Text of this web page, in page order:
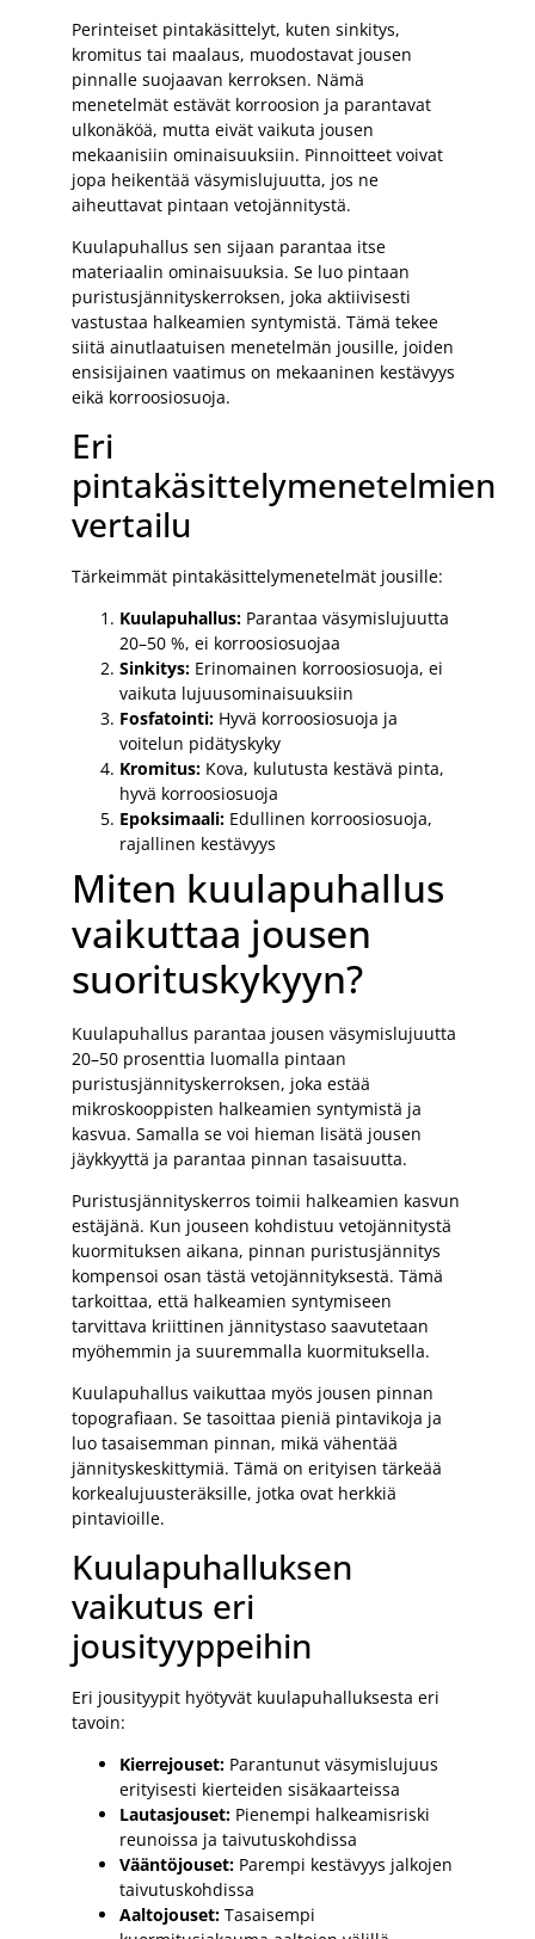
Perinteiset pintakäsittelyt, kuten sinkitys,
kromitus tai maalaus, muodostavat jousen
pinnalle suojaavan kerroksen. Nämä
menetelmät estävät korroosion ja parantavat
ulkonäköä, mutta eivät vaikuta jousen
mekaanisiin ominaisuuksiin. Pinnoitteet voivat
jopa heikentää väsymislujuutta, jos ne
aiheuttavat pintaan vetojännitystä.
Kuulapuhallus sen sijaan parantaa itse
materiaalin ominaisuuksia. Se luo pintaan
puristusjännityskerroksen, joka aktiivisesti
vastustaa halkeamien syntymistä. Tämä tekee
siitä ainutlaatuisen menetelmän jousille, joiden
ensisijainen vaatimus on mekaaninen kestävyys
eikä korroosiosuoja.
Eri
pintakäsittelymenetelmien
vertailu
Tärkeimmät pintakäsittelymenetelmät jousille:
Kuulapuhallus: Parantaa väsymislujuutta
20–50 %, ei korroosiosuojaa
Sinkitys: Erinomainen korroosiosuoja, ei
vaikuta lujuusominaisuuksiin
Fosfatointi: Hyvä korroosiosuoja ja
voitelun pidätyskyky
Kromitus: Kova, kulutusta kestävä pinta,
hyvä korroosiosuoja
Epoksimaali: Edullinen korroosiosuoja,
rajallinen kestävyys
Miten kuulapuhallus
vaikuttaa jousen
suorituskykyyn?
Kuulapuhallus parantaa jousen väsymislujuutta
20–50 prosenttia luomalla pintaan
puristusjännityskerroksen, joka estää
mikroskooppisten halkeamien syntymistä ja
kasvua. Samalla se voi hieman lisätä jousen
jäykkyyttä ja parantaa pinnan tasaisuutta.
Puristusjännityskerros toimii halkeamien kasvun
estäjänä. Kun jouseen kohdistuu vetojännitystä
kuormituksen aikana, pinnan puristusjännitys
kompensoi osan tästä vetojännityksestä. Tämä
tarkoittaa, että halkeamien syntymiseen
tarvittava kriittinen jännitystaso saavutetaan
myöhemmin ja suuremmalla kuormituksella.
Kuulapuhallus vaikuttaa myös jousen pinnan
topografiaan. Se tasoittaa pieniä pintavikoja ja
luo tasaisemman pinnan, mikä vähentää
jännityskeskittymiä. Tämä on erityisen tärkeää
korkealujuusteräksille, jotka ovat herkkiä
pintavioille.
Kuulapuhalluksen
vaikutus eri
jousityyppeihin
Eri jousityypit hyötyvät kuulapuhalluksesta eri
tavoin:
Kierrejouset: Parantunut väsymislujuus
erityisesti kierteiden sisäkaarteissa
Lautasjouset: Pienempi halkeamisriski
reunoissa ja taivutuskohdissa
Vääntöjouset: Parempi kestävyys jalkojen
taivutuskohdissa
Aaltojouset: Tasaisempi